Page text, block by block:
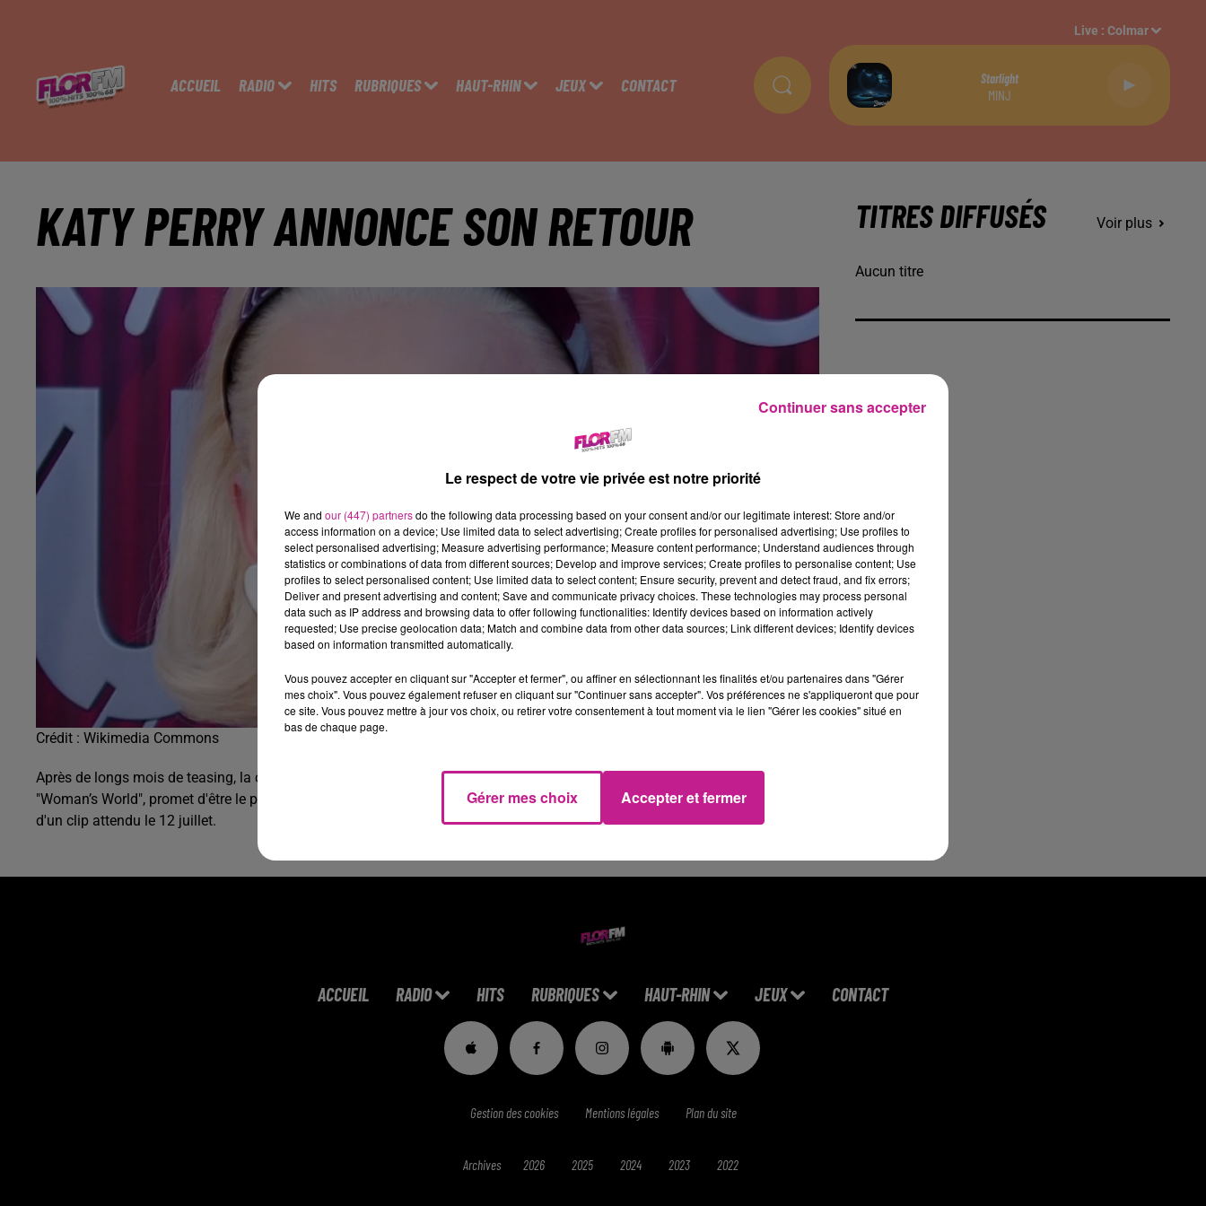
ACCUEIL RADIO HITS RUBRIQUES HAUT-RHIN JEUX CONTACT
Live :Colmar
Starlight
MINJ
KATY PERRY ANNONCE SON RETOUR
Crédit : Wikimedia Commons
Après de longs mois de teasing, la chanteuse Katy Perry revient avec un nouvel album très attendu. Ce sixième opus, intitulé
"Woman’s World", promet d'être le plus personnel de sa carrière. Le programme inclut un single prévu pour le 11 juillet, suivi
d'un clip attendu le 12 juillet.
TITRES DIFFUSÉS Voir plus
Aucun titre
ACCUEIL RADIO HITS RUBRIQUES HAUT-RHIN JEUX CONTACT
Gestion des cookies Mentions légales Plan du site
Archives 2026 2025 2024 2023 2022
Le respect de votre vie privée est notre priorité
We and our (447) partnersdo the following data processing based on your consent and/or our legitimate interest: Store and/or
access information on a device; Use limited data to select advertising; Create profiles for personalised advertising; Use profiles to
select personalised advertising; Measure advertising performance; Measure content performance; Understand audiences through
statistics or combinations of data from different sources; Develop and improve services; Create profiles to personalise content; Use
profiles to select personalised content; Use limited data to select content; Ensure security, prevent and detect fraud, and fix errors;
Deliver and present advertising and content; Save and communicate privacy choices. These technologies may process personal
data such as IP address and browsing data to offer following functionalities: Identify devices based on information actively
requested; Use precise geolocation data; Match and combine data from other data sources; Link different devices; Identify devices
based on information transmitted automatically.
Vous pouvez accepter en cliquant sur "Accepter et fermer", ou affiner en sélectionnant les finalités et/ou partenaires dans "Gérer
mes choix". Vous pouvez également refuser en cliquant sur "Continuer sans accepter". Vos préférences ne s'appliqueront que pour
ce site. Vous pouvez mettre à jour vos choix, ou retirer votre consentement à tout moment via le lien "Gérer les cookies" situé en
bas de chaque page.
Gérer mes choix Accepter et fermer
Continuer sans accepter